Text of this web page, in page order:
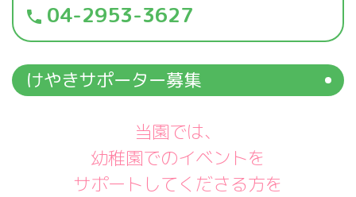
phone 04-2953-3627
けやきサポーター募集
当園では、
幼稚園でのイベントを
サポートしてくださる方を